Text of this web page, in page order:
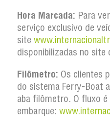
Hora Marcada: Para
serviço exclusivo de
site
disponibilizadas no site
Filômetro: Os clientes
do sistema Ferry-Boat
aba filômetro. O fluxo
embarque: